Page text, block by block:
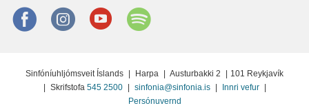
FacebookinstagramYoutube
Sinfóníuhljómsveit Íslands | Harpa | Austurbakki 2 | 101 Reykjavík
| Skrifstofa 545 2500 | sinfonia@sinfonia.is | Innri vefur |
Persónuvernd